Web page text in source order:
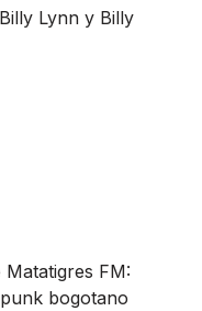
Lynn y Billy
FM:
bogotano